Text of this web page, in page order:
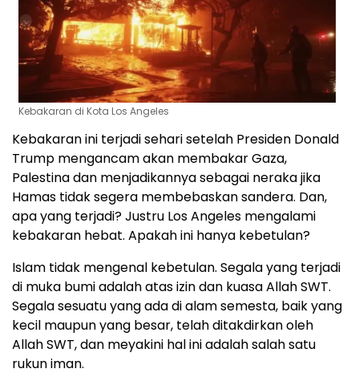
Kebakaran di Kota Los Angeles
Kebakaran ini terjadi sehari setelah Presiden Donald
Trump mengancam akan membakar Gaza,
Palestina dan menjadikannya sebagai neraka jika
Hamas tidak segera membebaskan sandera. Dan,
apa yang terjadi? Justru Los Angeles mengalami
kebakaran hebat. Apakah ini hanya kebetulan?
Islam tidak mengenal kebetulan. Segala yang terjadi
di muka bumi adalah atas izin dan kuasa Allah SWT.
Segala sesuatu yang ada di alam semesta, baik yang
kecil maupun yang besar, telah ditakdirkan oleh
Allah SWT, dan meyakini hal ini adalah salah satu
rukun iman.